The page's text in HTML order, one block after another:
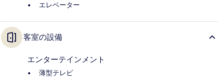
エレベーター
客室の設備
エンターテインメント
薄型テレビ